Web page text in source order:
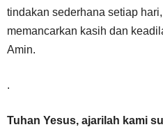
tindakan sederhana setiap
memancarkan kasih dan
Amin.
.
Tuhan Yesus, ajarilah kami